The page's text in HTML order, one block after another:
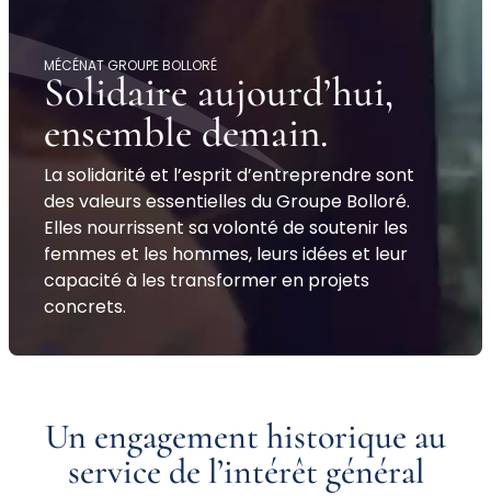
MÉCÉNAT GROUPE BOLLORÉ
Solidaireaujourd’hui,
ensembledemain.
La solidarité et l’esprit d’entreprendre sont
des valeurs essentielles du Groupe Bolloré.
Elles nourrissent sa volonté de soutenir les
femmes et les hommes, leurs idées et leur
capacité à les transformer en projets
concrets.
Un engagement historique au
servicede l’intérêt général